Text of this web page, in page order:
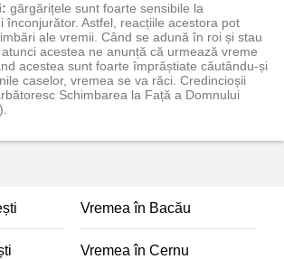
gărgărițele sunt foarte sensibile la
înconjurător. Astfel, reacțiile acestora pot
ale vremii. Când se adună în roi și stau
acestea ne anunță că urmează vreme
acestea sunt foarte împrăștiate căutându-și
caselor, vremea se va răci. Credincioșii
Schimbarea la Față a Domnului
Vremea în Bacău
Vremea în Cernu